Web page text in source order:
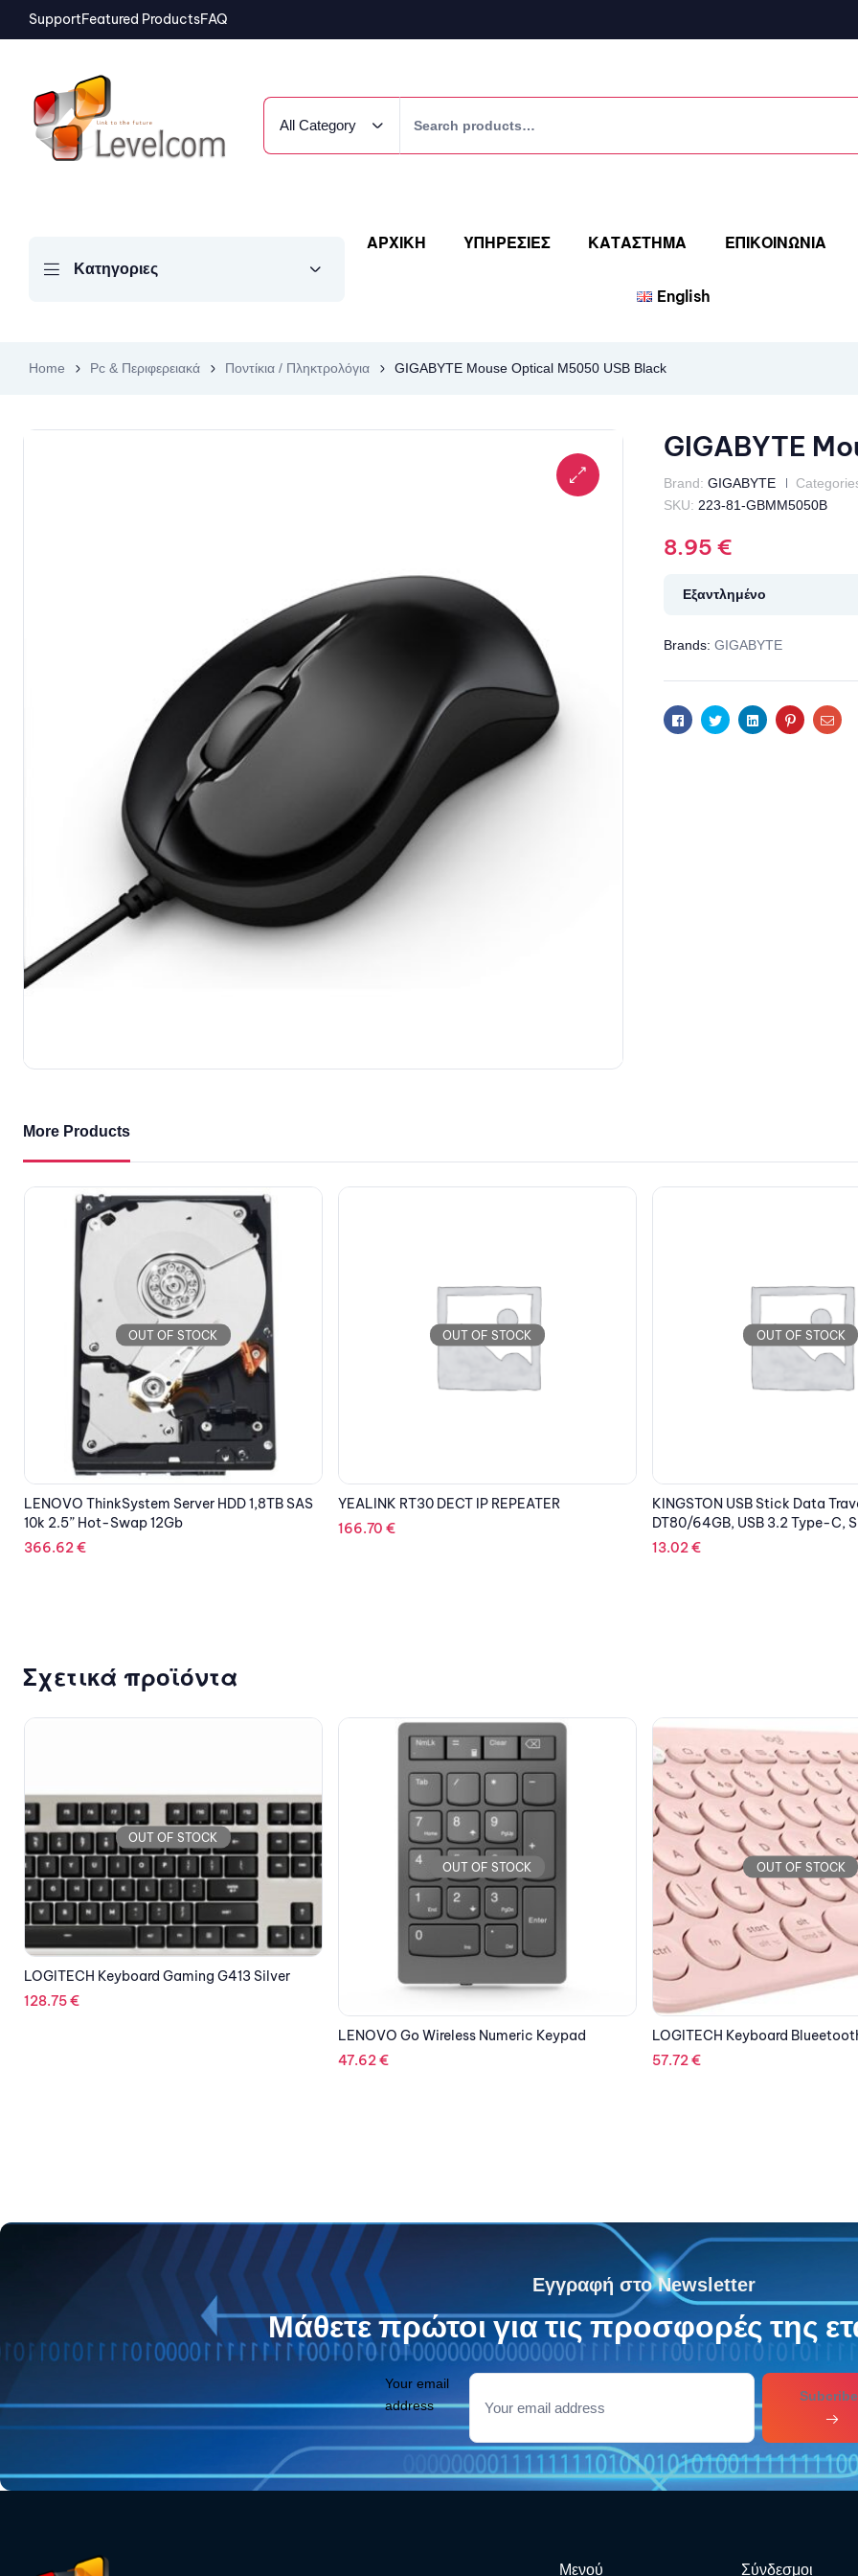
SupportFeatured ProductsFAQ
All Category
Κατηγοριες
ΑΡΧΙΚΗ ΥΠΗΡΕΣΙΕΣ ΚΑΤΑΣΤΗΜΑ ΕΠΙΚΟΙΝΩΝΙΑ
English
Home Pc & Περιφερειακά Ποντίκια / Πληκτρολόγια GIGABYTE Mouse Optical M5050 USB Black
GIGABYTE
Brand: GIGABYTE
SKU: 223-81-GBMM5050B
8.95 €
Εξαντλημένο
Brands: GIGABYTE
FacebookTwitterLinkedinPinterestEmail
More Products
OUT OF STOCK
YEALINK RT30 DECT IP REPEATER
166.70 €
OUT OF STOCK
KINGSTON USB Stick Data Traveler
DT80/64GB, USB 3.2 Type-C, Silver/Black
OUT OF STOCK
EPSON Cartridge Light Cyan
19.64€
Σχετικά προϊόντα
OUT OF STOCK OUT OF STOCK
LOGITECH Keyboard Blueetooth K380 Rose
57.72€
OUT OF STOCK
LOGITECH Keyboard Gaming
128.75€
Εγγραφή στο Newsletter
Μάθετε πρώτοι για τις προσφορές της
Your email
address
Μενού Σύνδεσμοι